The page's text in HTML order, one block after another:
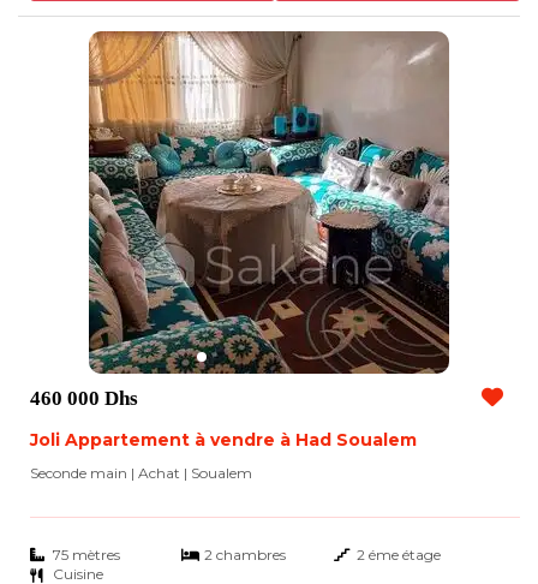
460 000 Dhs
Joli Appartement à vendre à Had Soualem
Seconde main | Achat | Soualem
75 mètres 2 chambres
2 éme étage
Cuisine